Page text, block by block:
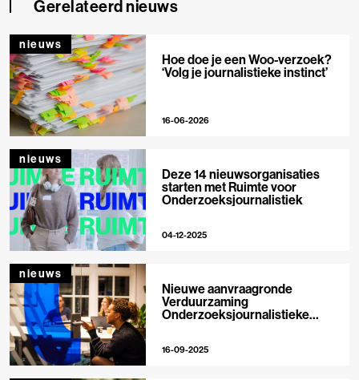
Gerelateerd nieuws
nieuws
Hoe doe je een Woo-verzoek?
‘Volg je journalistieke instinct’
16-06-2026
nieuws
Deze 14 nieuwsorganisaties
starten met Ruimte voor
Onderzoeksjournalistiek
04-12-2025
nieuws
Nieuwe aanvraagronde
Verduurzaming
Onderzoeksjournalistieke
16-09-2025